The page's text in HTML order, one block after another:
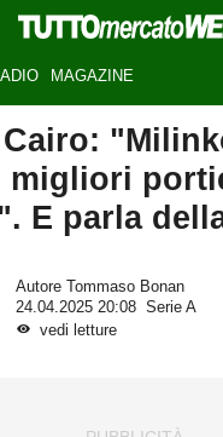
MAGAZINE
migliori
E parla
Autore
Tommaso Bonan
24.04.2025 20:08
Serie A
vedi letture